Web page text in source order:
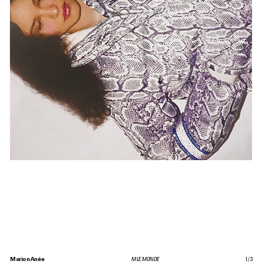
Marion Anée M LE MONDE 1 /3